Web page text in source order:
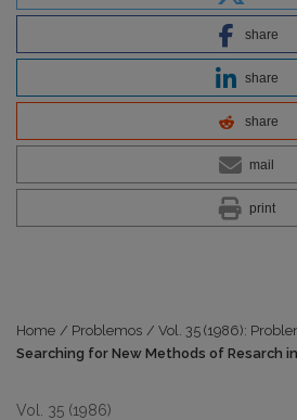
share
share
share
mail
print
Home / Problemos / Vol. 35 (1986):
Searching for New Methods of Resarch
Vol. 35 (1986)